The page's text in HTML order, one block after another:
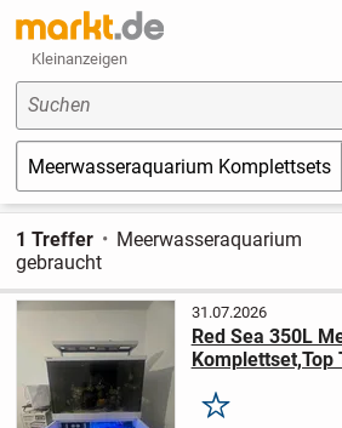
Kleinanzeigen
Suchen
Meerwasseraquarium Komplettsets
1 Treffer
Meerwasseraquarium
gebraucht
31.07.2026
Red Sea 350L
Komplettset,Top
Merken